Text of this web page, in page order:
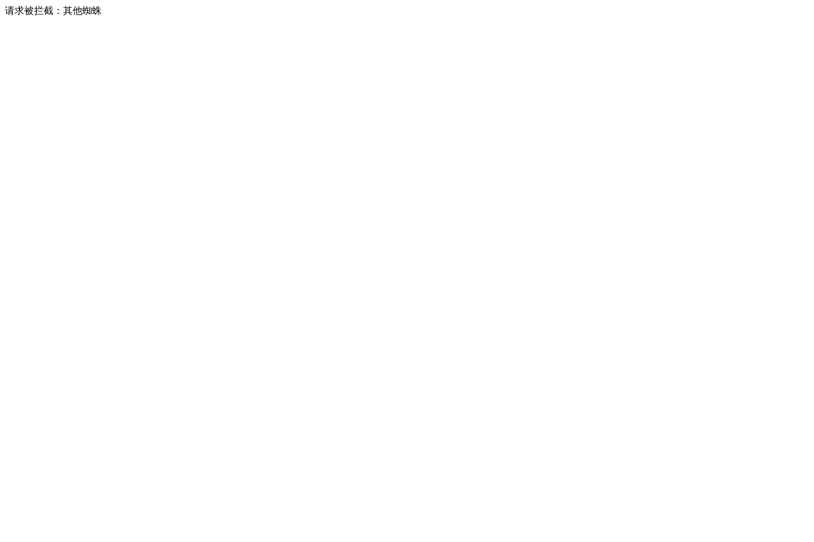
请求被拦截：其他蜘蛛